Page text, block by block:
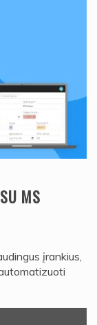
MS
įrankius,